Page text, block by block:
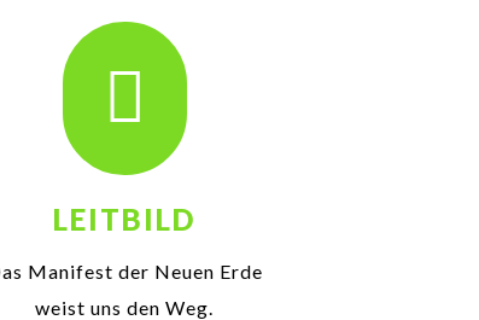

LEITBILD
Manifest der Neuen Erde
weist uns den Weg.